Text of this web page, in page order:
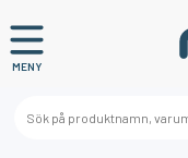
MENY